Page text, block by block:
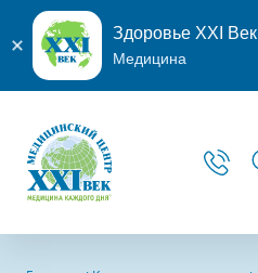
Здоровье XXI Век
Медицина